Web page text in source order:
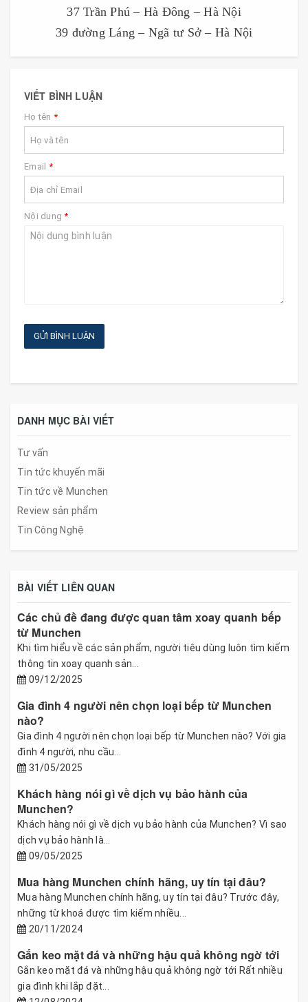
37 Trần Phú – Hà Đông – Hà Nội
39 đường Láng – Ngã tư Sở – Hà Nội
VIẾT BÌNH LUẬN
Họ tên *
Email *
Nội dung*
GỬI BÌNH LUẬN
DANH MỤC BÀI VIẾT
Tư vấn
Tin tức khuyến mãi
Tin tức về Munchen
Review sản phẩm
Tin Công Nghệ
BÀI VIẾT LIÊN QUAN
Các chủ đề đang được quan tâm xoay quanh bếp
từ Munchen
Khi tìm hiểu về các sản phẩm, người tiêu dùng luôn tìm kiếm
thông tin xoay quanh sản...
09/12/2025
Gia đình 4 người nên chọn loại bếp từ Munchen
nào?
Gia đình 4 người nên chọn loại bếp từ Munchen nào? Với gia
đình 4 người, nhu cầu...
31/05/2025
Khách hàng nói gì về dịch vụ bảo hành của
Munchen?
Khách hàng nói gì về dịch vụ bảo hành của Munchen? Vì sao
dịch vụ bảo hành là...
09/05/2025
Mua hàng Munchen chính hãng, uy tín tại đâu?
Mua hàng Munchen chính hãng, uy tín tại đâu? Trước đây,
những từ khoá được tìm kiếm nhiều...
20/11/2024
Gắn keo mặt đá và những hậu quả không ngờ tới
Gắn keo mặt đá và những hậu quả không ngờ tới Rất nhiều
gia đình khi lắp đặt...